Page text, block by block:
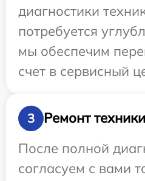
диагностики
потребуется
мы обеспечим
счет в сервисный
3
Ремонт техники
После полной
согласуем с вами